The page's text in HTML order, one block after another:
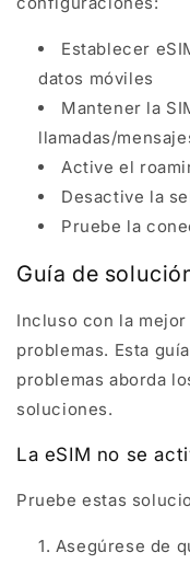
Establecer
datos móviles
Mantener la
llamadas/
Active el
Desactive la
Pruebe la
Guía de
Incluso con la
problemas. Esta
problemas aborda
soluciones.
La eSIM no se
Pruebe estas
Asegúrese de